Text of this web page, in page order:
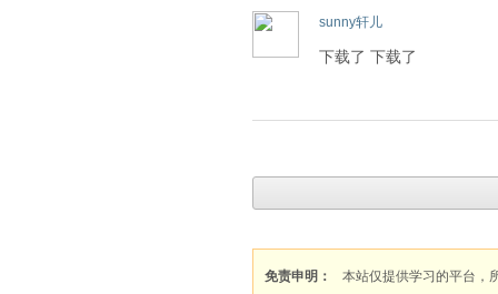
sunny轩儿
下载了 下载了
免责申明：
本站仅提供学习的平台，